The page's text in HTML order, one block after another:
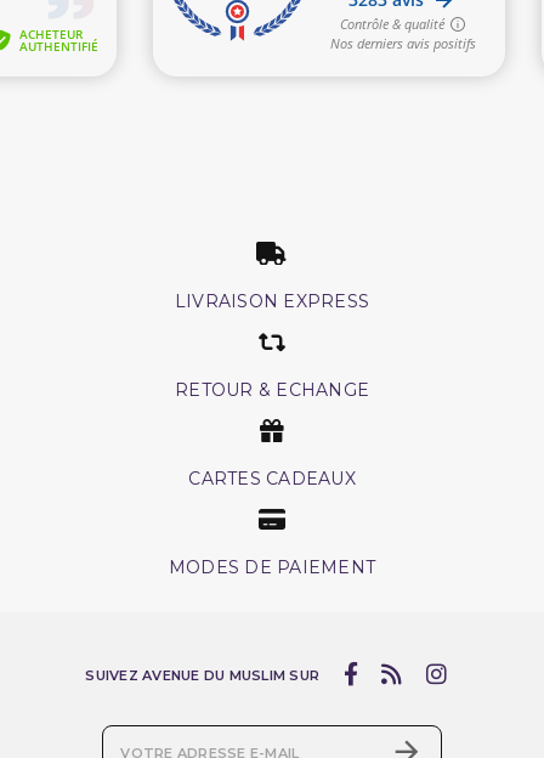
LIVRAISON EXPRESS
RETOUR & ECHANGE
CARTES CADEAUX
MODES DE PAIEMENT
SUIVEZ AVENUE DU MUSLIM SUR